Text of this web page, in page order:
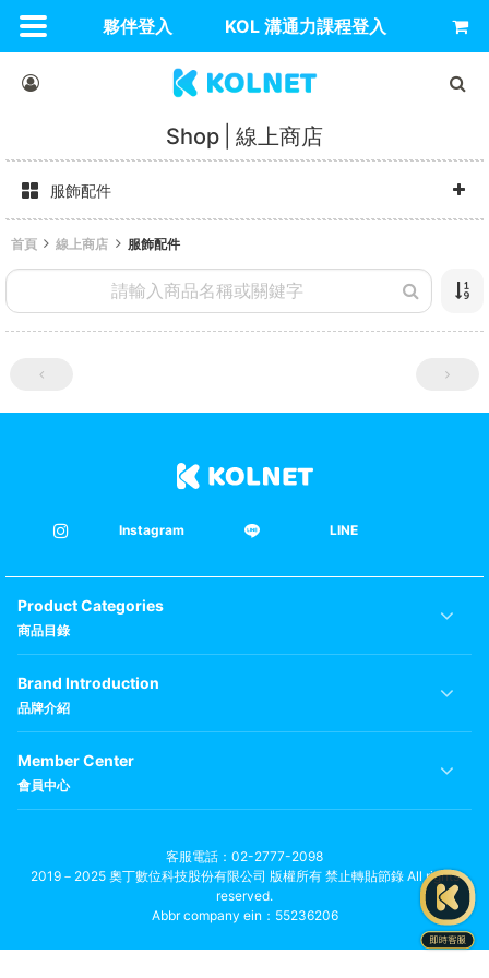
夥伴登入 KOL 溝通力課程登入
Shop 線上商店
服飾配件
首頁 線上商店 服飾配件
Instagram LINE
Product Categories
商品目錄
Brand Introduction
品牌介紹
Member Center
會員中心
客服電話
02-2777-2098
2019－2025 奧丁數位科技股份有限公司 版權所有 禁止轉貼節錄 All rights
reserved.
Abbr company ein：55236206